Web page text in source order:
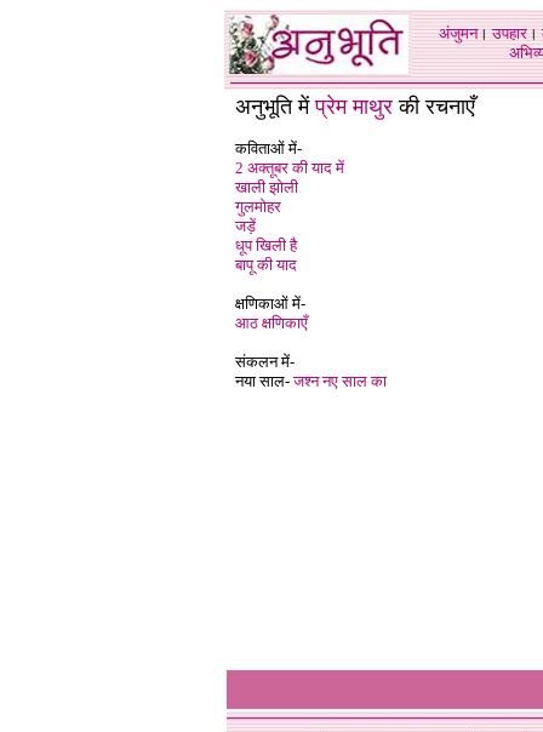
अंजुमन।उपहार।
अनुभूति मेंप्रेम माथुर की रचनाएँ
कविताओं में-
2 अक्तूबर की याद में
खाली झोली
गुलमोहर
जड़ें
धूप खिली है
बापू की याद
क्षणिकाओं में-
आठ क्षणिकाएँ
संकलन में-
नया साल-जश्न नए साल का